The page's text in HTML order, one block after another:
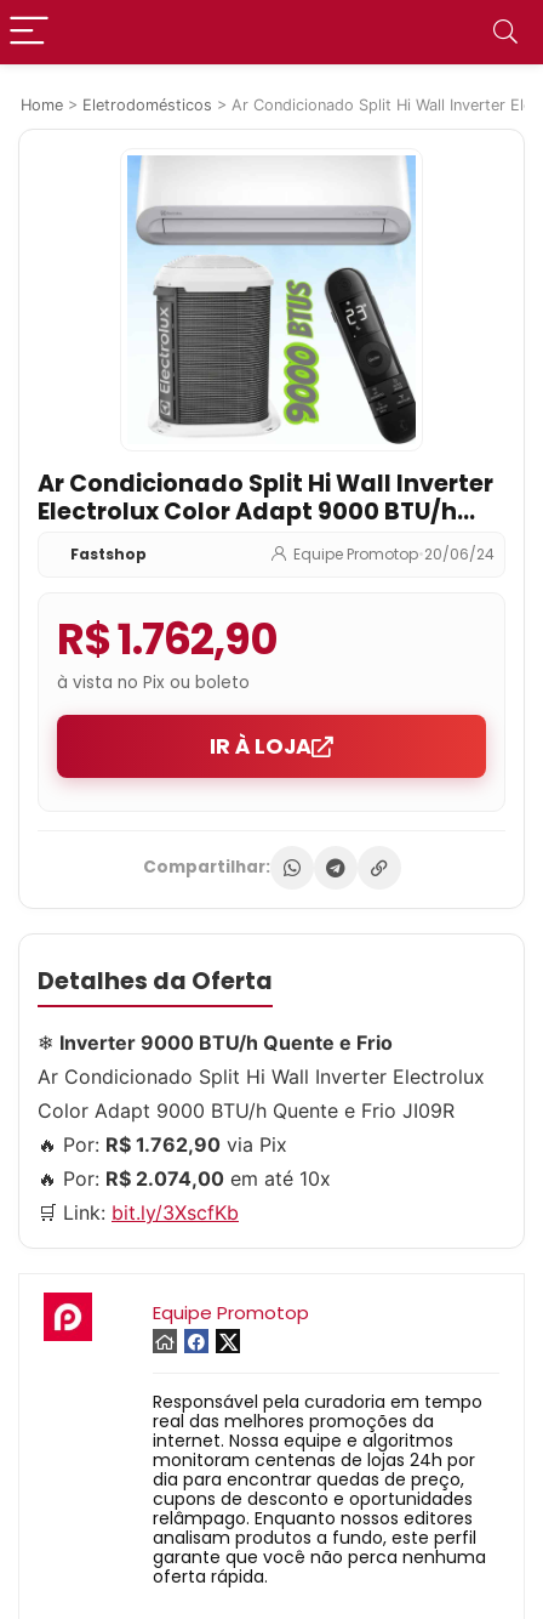
Home > Eletrodomésticos > Ar Condicionado Split Hi Wall Inverter
Ar Condicionado Split Hi Wall Inverter
Electrolux Color Adapt 9000 BTU/h
Fastshop Equipe Promotop•20/06/24
R$ 1.762,90
à vista no Pix ou boleto
IR À LOJA
Compartilhar:
Detalhes da Oferta
❄ Inverter 9000 BTU/h Quente e Frio
Ar Condicionado Split Hi Wall Inverter Electrolux
Color Adapt 9000 BTU/h Quente e Frio JI09R
🔥 Por: R$ 1.762,90 via Pix
🔥 Por: R$ 2.074,00 em até 10x
🛒 Link: bit.ly/3XscfKb
Equipe Promotop
Responsável pela curadoria em tempo
real das melhores promoções da
internet. Nossa equipe e algoritmos
monitoram centenas de lojas 24h por
dia para encontrar quedas de preço,
cupons de desconto e oportunidades
relâmpago. Enquanto nossos editores
analisam produtos a fundo, este perfil
garante que você não perca nenhuma
oferta rápida.